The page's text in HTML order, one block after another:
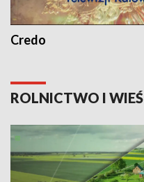
Credo
ROLNICTWO I WIEŚ